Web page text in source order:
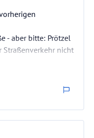
- aber bitte: Prötzel
Straßenverkehr nicht
Nähe haben wir
freundlich-
Doppelbett unten
Bad mit